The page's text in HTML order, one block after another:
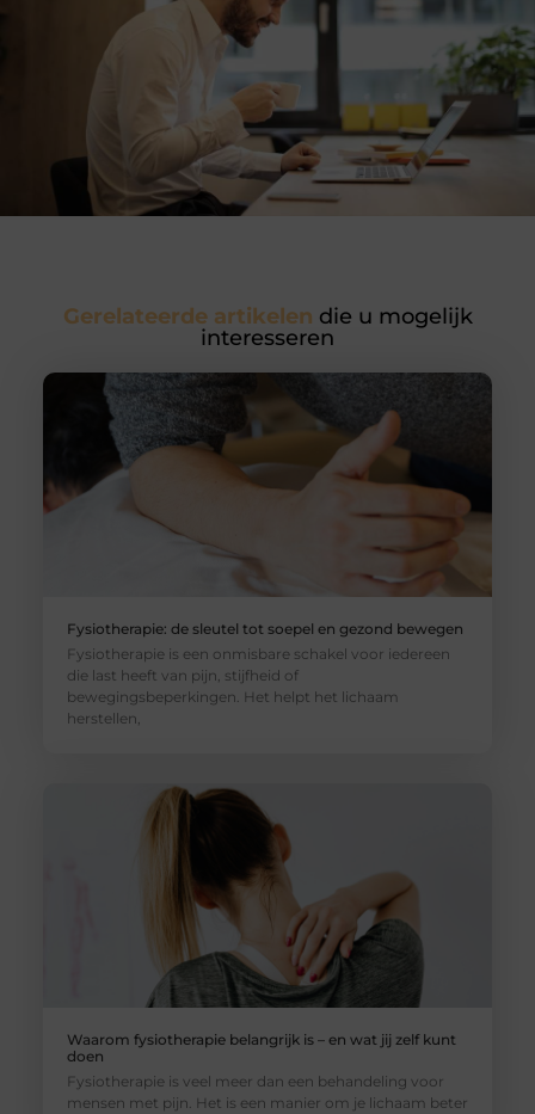
Gerelateerde artikelen die u mogelijk
interesseren
Fysiotherapie: de sleutel tot soepel en gezond bewegen
Fysiotherapie is een onmisbare schakel voor iedereen
die last heeft van pijn, stijfheid of
bewegingsbeperkingen. Het helpt het lichaam
herstellen,
Waarom fysiotherapie belangrijk is – en wat jij zelf kunt
doen
Fysiotherapie is veel meer dan een behandeling voor
mensen met pijn. Het is een manier om je lichaam beter